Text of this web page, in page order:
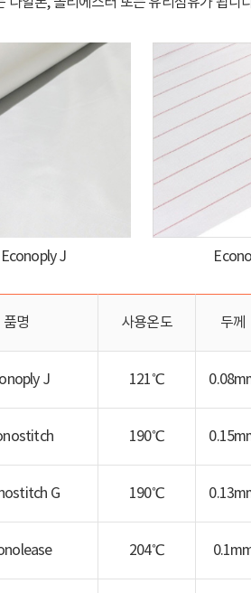
Econoply J
품명 사용온도 두께
J 121℃
190℃
G 190℃
204℃